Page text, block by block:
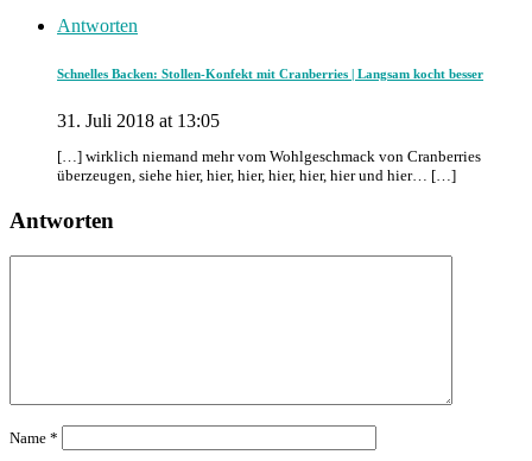
Antworten
Schnelles Backen: Stollen-Konfekt mit Cranberries | Langsam kocht besser
31. Juli 2018 at 13:05
[…] wirklich niemand mehr vom Wohlgeschmack von Cranberries
überzeugen, siehe hier, hier, hier, hier, hier, hier und hier… […]
Antworten
Name *